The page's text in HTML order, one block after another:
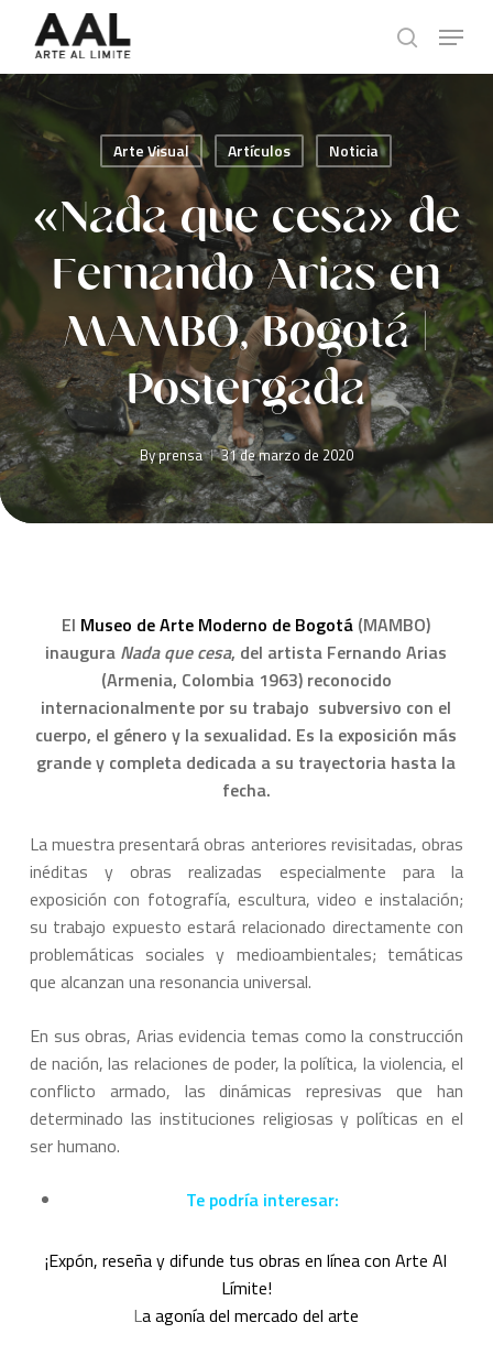
main
content
search
Menu
Arte Visual Artículos Noticia
«Nada que cesa» de
Fernando Arias en
MAMBO, Bogotá |
Postergada
Byprensa 31 de marzo de 2020
El Museo de Arte Moderno de Bogotá (MAMBO)
inaugura Nada que cesa, del artista Fernando Arias
(Armenia, Colombia 1963) reconocido
internacionalmente por su trabajo subversivo con el
cuerpo, el género y la sexualidad. Es la exposición más
grande y completa dedicada a su trayectoria hasta la
fecha.
La muestra presentará obras anteriores revisitadas, obras
inéditas y obras realizadas especialmente para la
exposición con fotografía, escultura, video e instalación;
su trabajo expuesto estará relacionado directamente con
problemáticas sociales y medioambientales; temáticas
que alcanzan una resonancia universal.
En sus obras, Arias evidencia temas como la construcción
de nación, las relaciones de poder, la política, la violencia, el
conflicto armado, las dinámicas represivas que han
determinado las instituciones religiosas y políticas en el
ser humano.
Te podría interesar:
¡Expón, reseña y difunde tus obras en línea con Arte Al
Límite!
La agonía del mercado del arte